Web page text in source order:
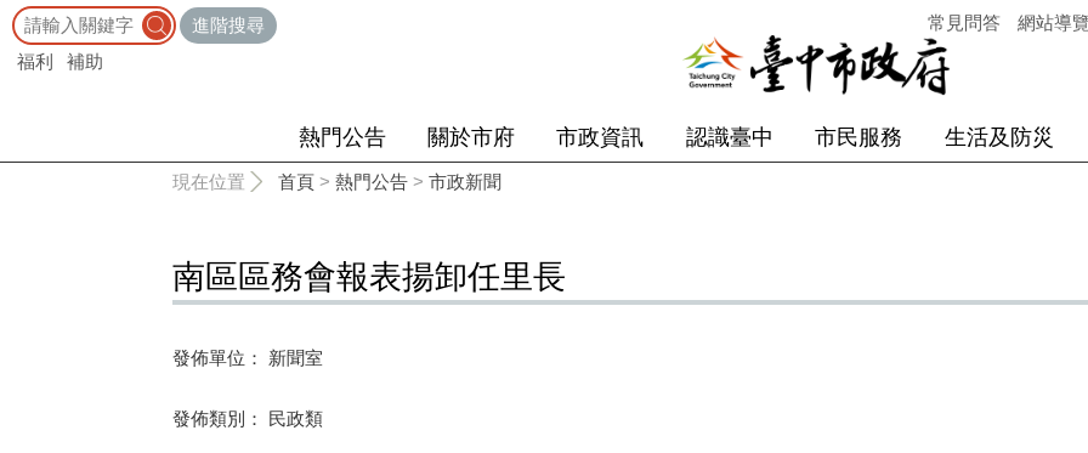
進階搜尋
福利
補助
常見問答 網站導
熱門公告 關於市府 市政資訊 認識臺中 市民服務 生活及防災
現在位置 首頁 > 熱門公告 > 市政新聞
南區區務會報表揚卸任里長
發佈單位： 新聞室
發佈類別： 民政類